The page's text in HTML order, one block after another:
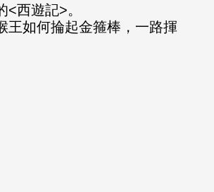
西遊記>。
王如何掄起金箍棒，一路揮